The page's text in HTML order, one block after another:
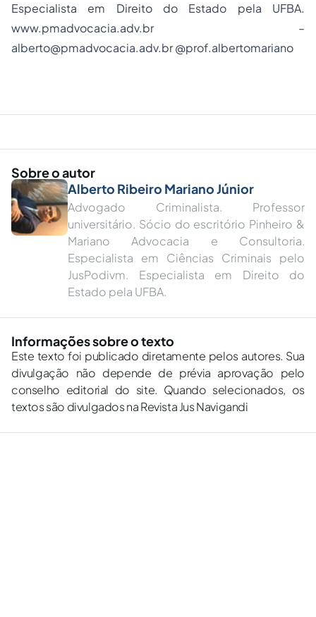
Especialista em Direito do Estado pela UFBA.
www.pmadvocacia.adv.br–
alberto@pmadvocacia.adv.br@prof.albertomariano
Sobre o autor
Alberto Ribeiro Mariano Júnior
Advogado Criminalista. Professor
universitário. Sócio do escritório Pinheiro &
Mariano Advocacia e Consultoria.
Especialista em Ciências Criminais pelo
JusPodivm. Especialista em Direito do
Estado pela UFBA.
Informações sobre o texto
Este texto foi publicado diretamente pelos autores. Sua
divulgação não depende de prévia aprovação pelo
conselho editorial do site. Quando selecionados, os
textos são divulgados na Revista Jus Navigandi